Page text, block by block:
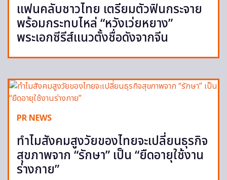
แฟนคลับชาวไทย เตรียมตัวฟินกระจาย
พร้อมกระทบไหล่ “หวังเว่ยหยาง”
พระเอกซีรีส์แนวตั้งชื่อดังจากจีน
PR NEWS
ทำไมสังคมสูงวัยของไทยจะเปลี่ยนธุรกิจ
สุขภาพจาก “รักษา” เป็น “ยืดอายุใช้งาน
ร่างกาย”